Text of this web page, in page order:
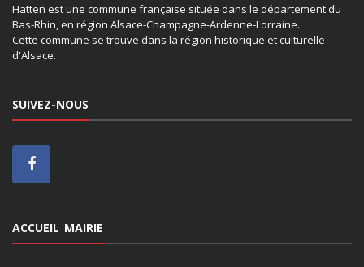
Hatten est une commune française située dans le département du
Bas-Rhin, en région Alsace-Champagne-Ardenne-Lorraine.
Cette commune se trouve dans la région historique et culturelle
d'Alsace.
SUIVEZ-NOUS
ACCUEIL MAIRIE